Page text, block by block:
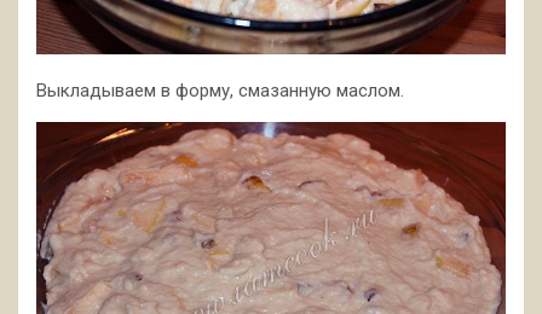
Выкладываем в форму, смазанную маслом.